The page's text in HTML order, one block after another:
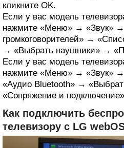
кликните OK.
Если у вас модель
нажмите «Меню» → «Звук» →
громкоговорителей» →
→ «Выбрать наушники» →
Если у вас модель
нажмите «Меню» → «Звук»
«Аудио Bluetooth» →
«Сопряжение и
Как подключить
телевизору с LG